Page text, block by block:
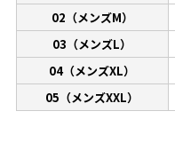
02（メンズM）
03（メンズL）
04（メンズXL）
05（メンズXXL）